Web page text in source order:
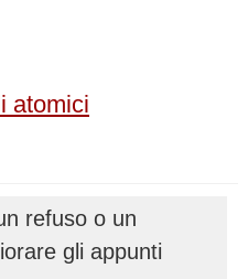
atomici
refuso o un
gli appunti